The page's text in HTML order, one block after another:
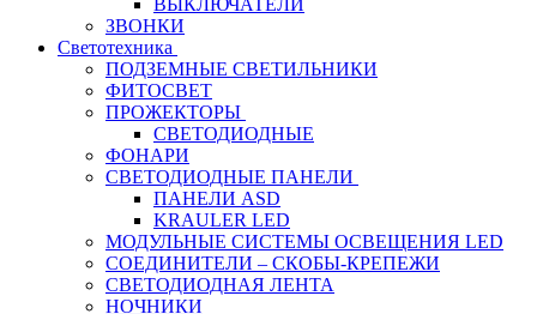
ВЫКЛЮЧАТЕЛИ
ЗВОНКИ
Светотехника
ПОДЗЕМНЫЕ СВЕТИЛЬНИКИ
ФИТОСВЕТ
ПРОЖЕКТОРЫ
СВЕТОДИОДНЫЕ
ФОНАРИ
СВЕТОДИОДНЫЕ ПАНЕЛИ
ПАНЕЛИ ASD
KRAULER LED
МОДУЛЬНЫЕ СИСТЕМЫ ОСВЕЩЕНИЯ LED
СОЕДИНИТЕЛИ – СКОБЫ-КРЕПЕЖИ
СВЕТОДИОДНАЯ ЛЕНТА
НОЧНИКИ